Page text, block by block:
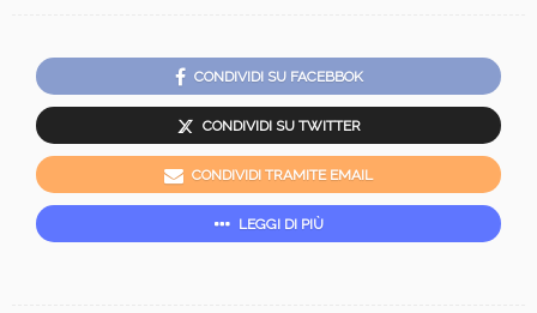
CONDIVIDI SU FACEBBOK
CONDIVIDI SU TWITTER
CONDIVIDI TRAMITE EMAIL
LEGGI DI PIÙ